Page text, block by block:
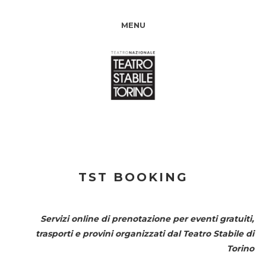
MENU
TST BOOKING
Servizi online di prenotazione per eventi gratuiti,
trasporti e provini organizzati dal Teatro Stabile di
Torino